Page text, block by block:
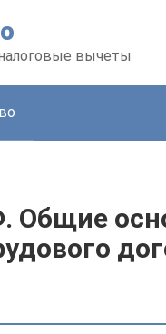
вычеты
Общие